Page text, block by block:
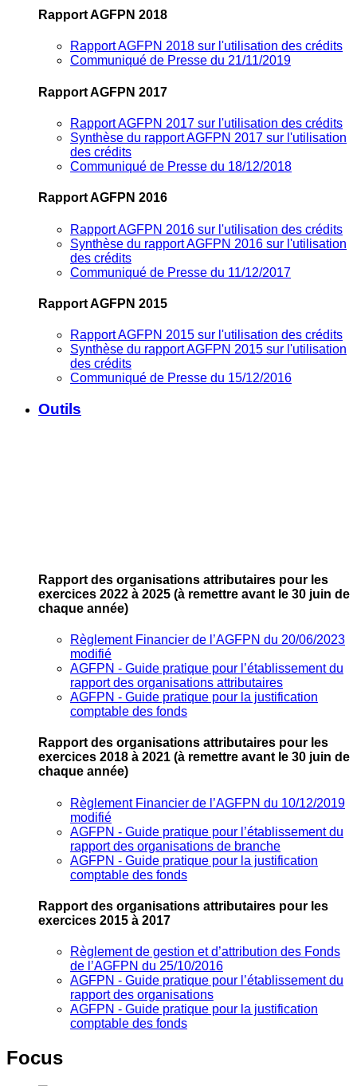
Rapport AGFPN 2018
Rapport AGFPN 2018 sur l'utilisation des crédits
Communiqué de Presse du 21/11/2019
Rapport AGFPN 2017
Rapport AGFPN 2017 sur l'utilisation des crédits
Synthèse du rapport AGFPN 2017 sur l'utilisation
des crédits
Communiqué de Presse du 18/12/2018
Rapport AGFPN 2016
Rapport AGFPN 2016 sur l'utilisation des crédits
Synthèse du rapport AGFPN 2016 sur l'utilisation
des crédits
Communiqué de Presse du 11/12/2017
Rapport AGFPN 2015
Rapport AGFPN 2015 sur l'utilisation des crédits
Synthèse du rapport AGFPN 2015 sur l'utilisation
des crédits
Communiqué de Presse du 15/12/2016
Outils
Rapport des organisations attributaires pour les
exercices 2022 à 2025 (à remettre avant le 30 juin de
chaque année)
Règlement Financier de l’AGFPN du 20/06/2023
modifié
AGFPN ‐ Guide pratique pour l’établissement du
rapport des organisations attributaires
AGFPN ‐ Guide pratique pour la justification
comptable des fonds
Rapport des organisations attributaires pour les
exercices 2018 à 2021 (à remettre avant le 30 juin de
chaque année)
Règlement Financier de l’AGFPN du 10/12/2019
modifié
AGFPN ‐ Guide pratique pour l’établissement du
rapport des organisations de branche
AGFPN ‐ Guide pratique pour la justification
comptable des fonds
Rapport des organisations attributaires pour les
exercices 2015 à 2017
Règlement de gestion et d’attribution des Fonds
de l’AGFPN du 25/10/2016
AGFPN ‐ Guide pratique pour l’établissement du
rapport des organisations
AGFPN ‐ Guide pratique pour la justification
comptable des fonds
Focus